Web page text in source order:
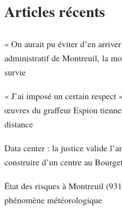
Articles récents
« On aurait pu éviter d’en
administratif de Montreuil, la
survie
« J’ai imposé un certain
œuvres du graffeur Espion
distance
Data center : la justice valide
construire d’un centre au
État des risques à Montreuil
phénomène météorologique